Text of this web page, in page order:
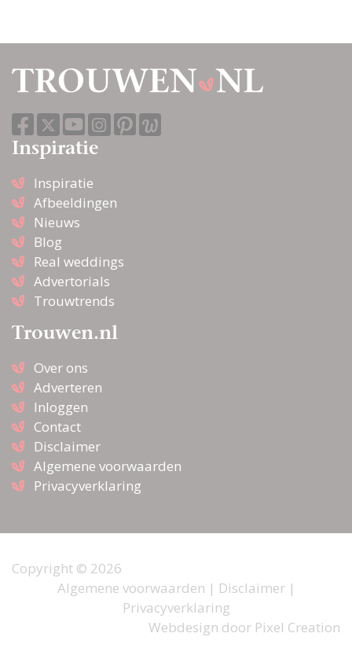
Inspiratie
Inspiratie
Afbeeldingen
Nieuws
Blog
Real weddings
Advertorials
Trouwtrends
Trouwen.nl
Over ons
Adverteren
Inloggen
Contact
Disclaimer
Algemene voorwaarden
Privacyverklaring
Copyright © 2026
Algemene voorwaarden | Disclaimer|
Privacyverklaring
Webdesign door Pixel Creation